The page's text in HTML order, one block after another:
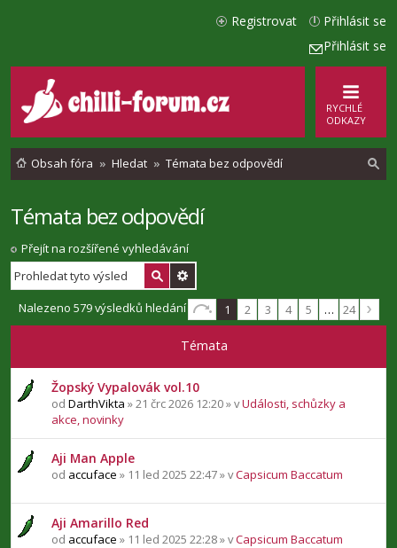
Přihlásit se
Přihlásit se
Registrovat
RYCHLÉ
ODKAZY
Obsah fóra Hledat Témata bez odpovědí
Témata bez odpovědí
Přejít na rozšířené vyhledávání
Nalezeno 579 výsledků hledání 1 2 3 4 5 … 24
Témata
Žopský Vypalovák vol.10
od DarthVikta » 21 črc 2026 12:20 » vUdálosti, schůzky a
akce, novinky
Aji Man Apple
od accuface » 11 led 2025 22:47 » vCapsicum Baccatum
Aji Amarillo Red
od accuface » 11 led 2025 22:28 » vCapsicum Baccatum